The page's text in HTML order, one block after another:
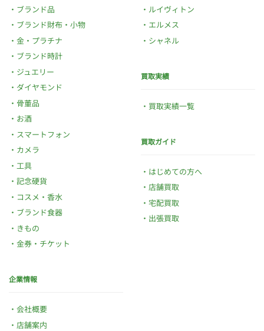
ブランド品
ブランド財布・小物
金・プラチナ
ブランド時計
ジュエリー
ダイヤモンド
骨董品
お酒
スマートフォン
カメラ
工具
記念硬貨
コスメ・香水
ブランド食器
きもの
金券・チケット
ルイヴィトン
エルメス
シャネル
買取実績
買取実績一覧
買取ガイド
はじめての方へ
店舗買取
宅配買取
出張買取
企業情報
会社概要
店舗案内